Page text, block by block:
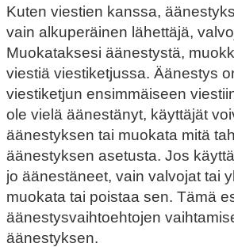
Kuten viestien kanssa,
vain alkuperäinen lähettäjä,
Muokataksesi äänestystä,
viestiä viestiketjussa. Äänestys
viestiketjun ensimmäiseen
ole vielä äänestänyt, käyttäjät
äänestyksen tai muokata mitä
äänestyksen asetusta. Jos
jo äänestäneet, vain valvojat tai
muokata tai poistaa sen. Tämä
äänestysvaihtoehtojen
äänestyksen.